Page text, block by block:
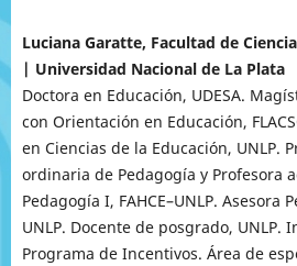
Luciana Garatte, Facultad de
| Universidad Nacional de La Plata
Doctora en Educación, UDESA.
con Orientación en Educación,
en Ciencias de la Educación, UNLP.
ordinaria de Pedagogía y Profesora
Pedagogía I, FAHCE–UNLP. Asesora
UNLP. Docente de posgrado, UNLP.
Programa de Incentivos. Área de